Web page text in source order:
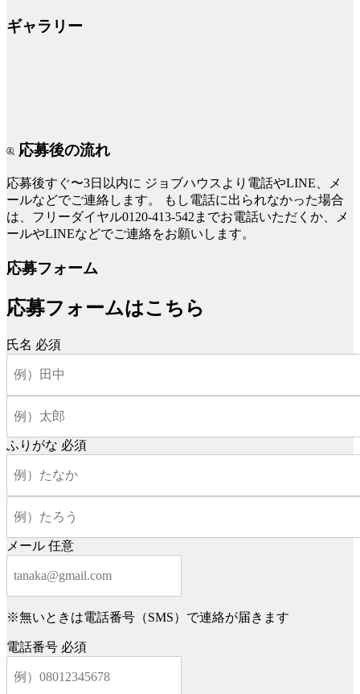
ギャラリー
応募後の流れ
応募後すぐ〜3日以内に ジョブハウスより電話やLINE、メ
ールなどでご連絡します。
もし電話に出られなかった場合
は、フリーダイヤル0120-413-542までお電話いただくか、メ
ールやLINEなどでご連絡をお願いします。
応募フォーム
応募フォームはこちら
氏名 必須
ふりがな 必須
メール 任意
※無いときは電話番号（SMS）で連絡が届きます
電話番号 必須